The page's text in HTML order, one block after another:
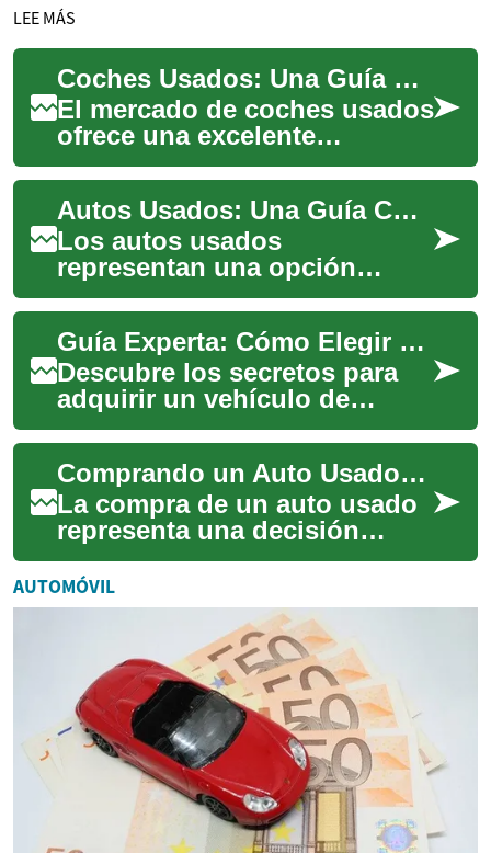
LEE MÁS
Coches Usados: Una Guía Completa para Comprar con Confianza
El mercado de coches usados
ofrece una excelente
oportunidad para adquirir un
vehículo a un precio más
accesible que ...
Autos Usados: Una Guía Completa para Comprar con Confianza
Los autos usados
representan una opción
atractiva para muchos
compradores que buscan un
vehículo confiable sin el alt...
Guía Experta: Cómo Elegir el Auto Usado Perfecto
Descubre los secretos para
adquirir un vehículo de
segunda mano con
confianza. Desde la
evaluación financiera hasta
l...
Comprando un Auto Usado: Guía Completa para una Decisión Inteligente
La compra de un auto usado
representa una decisión
financiera importante que
requiere investigación y
planificación c...
AUTOMÓVIL